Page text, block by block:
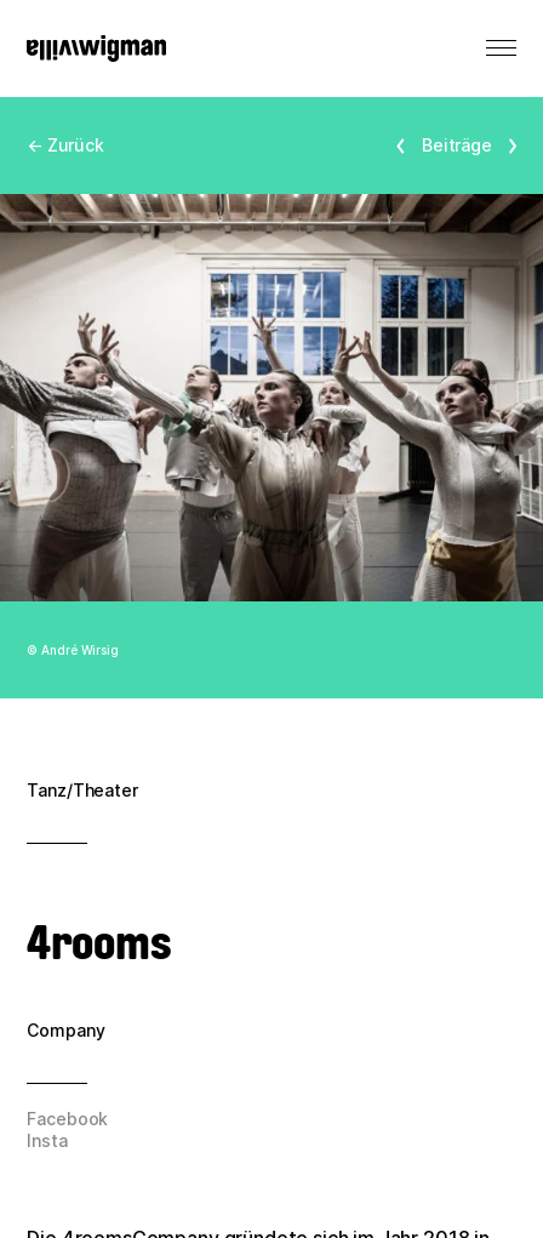
EN
Vermietung
Denkmal
Veranstaltungen
Produktionen
Residenzen
Verein
Kontakt
Datenschutz
← Zurück Beiträge
© André Wirsig
Tanz/Theater
4rooms
Company
Facebook
Insta